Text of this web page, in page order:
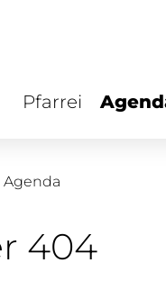
Pfarrei
Agenda
404